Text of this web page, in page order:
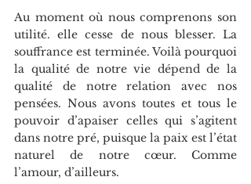
Au moment où nous comprenons son
utilité. elle cesse de nous blesser. La
souffrance est terminée. Voilà pourquoi
la qualité de notre vie dépend de la
qualité de notre relation avec nos
pensées. Nous avons toutes et tous le
pouvoir d’apaiser celles qui s’agitent
dans notre pré, puisque la paix est l’état
naturel de notre cœur. Comme
l’amour, d’ailleurs.